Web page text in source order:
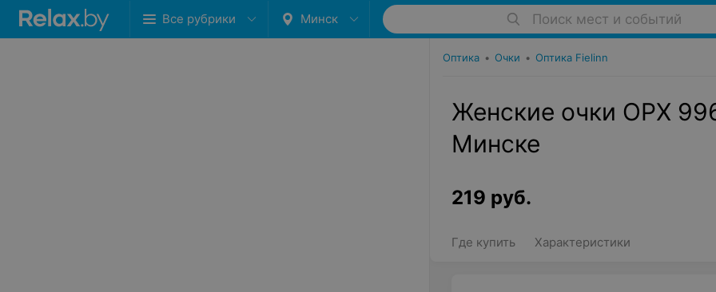
Все рубрики Минск Поиск мест и событий
Оптика • Очки • Оптика Fielinn
Женские очки OPX
Минске
219 руб.
Где купить Характеристики